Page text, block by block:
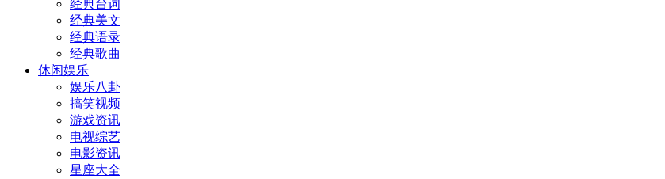
经典台词
经典美文
经典语录
经典歌曲
休闲娱乐
娱乐八卦
搞笑视频
游戏资讯
电视综艺
电影资讯
星座大全